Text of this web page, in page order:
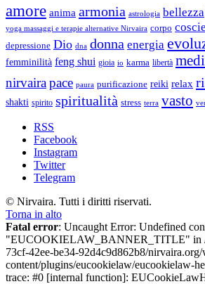
amore anima armonia astrologia bellezza
yoga massaggi e terapie alternative Nirvaira corpo
depressione Dio dna donna energia
femminilità feng shui gioia io karma libertà
nirvairapace paura purificazione reiki relax
shakti spirito spiritualità stress terra vasto
RSS
Facebook
Instagram
Twitter
Telegram
© Nirvaira. Tutti i diritti riservati.
Torna in alto
Fatal error: Uncaught Error: Undefined
"EUCOOKIELAW_BANNER_TITLE" in /
73cf-42ee-be34-92d4c9d862b8/
content/plugins/eucookielaw/eucookielaw-
trace: #0 [internal function]: